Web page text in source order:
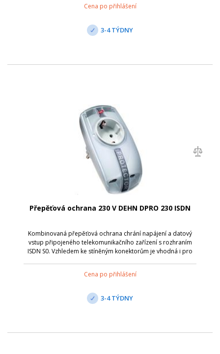
Cena po přihlášení
3-4 TÝDNY
Přepěťová ochrana 230 V DEHN DPRO 230 ISDN
Kombinovaná přepěťová ochrana chrání napájení a datový
vstup připojeného telekomunikačního zařízení s rozhraním
ISDN S0. Vzhledem ke stíněným konektorům je vhodná i pro
Cena po přihlášení
3-4 TÝDNY